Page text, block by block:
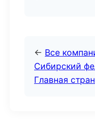
← Все
Сибирский
Главная